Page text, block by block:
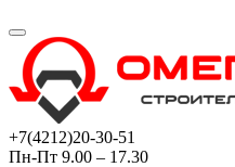
+7(4212)20-30-51
Пн-Пт 9.00 – 17.30